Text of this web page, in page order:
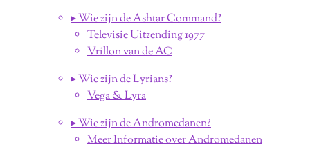
▸ Wie zijn de Ashtar Command?
Televisie Uitzending 1977
Vrillon van de AC
▸ Wie zijn de Lyrians?
Vega & Lyra
▸ Wie zijn de Andromedanen?
Meer Informatie over Andromedanen